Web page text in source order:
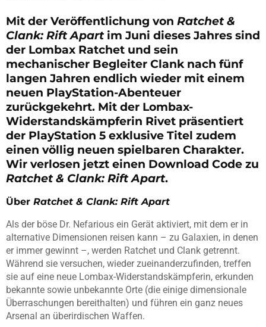
Mit der Veröffentlichung von Ratchet &
Clank: Rift Apartim Juni dieses Jahres sind
der Lombax Ratchet und sein
mechanischer Begleiter Clank nach fünf
langen Jahren endlich wieder mit einem
neuen PlayStation-Abenteuer
zurückgekehrt. Mit der Lombax-
Widerstandskämpferin Rivet präsentiert
der PlayStation 5 exklusive Titel zudem
einen völlig neuen spielbaren Charakter.
Wir verlosen jetzt einen Download Code zu
Ratchet & Clank: Rift Apart.
Über Ratchet & Clank: Rift Apart
Als der böse Dr. Nefarious ein Gerät aktiviert, mit dem er in
alternative Dimensionen reisen kann – zu Galaxien, in denen
er immer gewinnt –, werden Ratchet und Clank getrennt.
Während sie versuchen, wieder zueinanderzufinden, treffen
sie auf eine neue Lombax-Widerstandskämpferin, erkunden
bekannte sowie unbekannte Orte (die einige dimensionale
Überraschungen bereithalten) und führen ein ganz neues
Arsenal an überirdischen Waffen.